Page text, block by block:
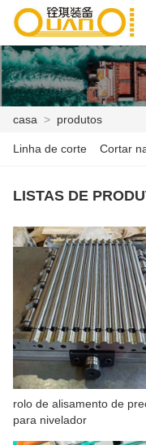
CASA
PRODUTOS
NOTÍCIA
CASO
SHOW DE FÁBRICA
FALE CONOSCO
SOBRE NÓS
العربية বাংলা
casa > produtos
Linha de corte
LISTAS DE
rolo de alisamento de
para nivelador